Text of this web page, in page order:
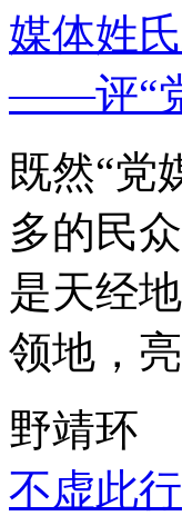
媒体姓
——评“
既然“党
多的民
是天经
领地，
野靖环
不虚此行